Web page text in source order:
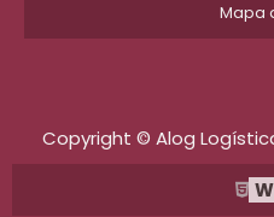
Mapa
Copyright © Alog